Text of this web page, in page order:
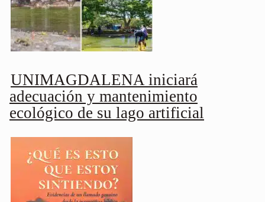
UNIMAGDALENA iniciará
adecuación y mantenimiento
ecológico de su lago artificial